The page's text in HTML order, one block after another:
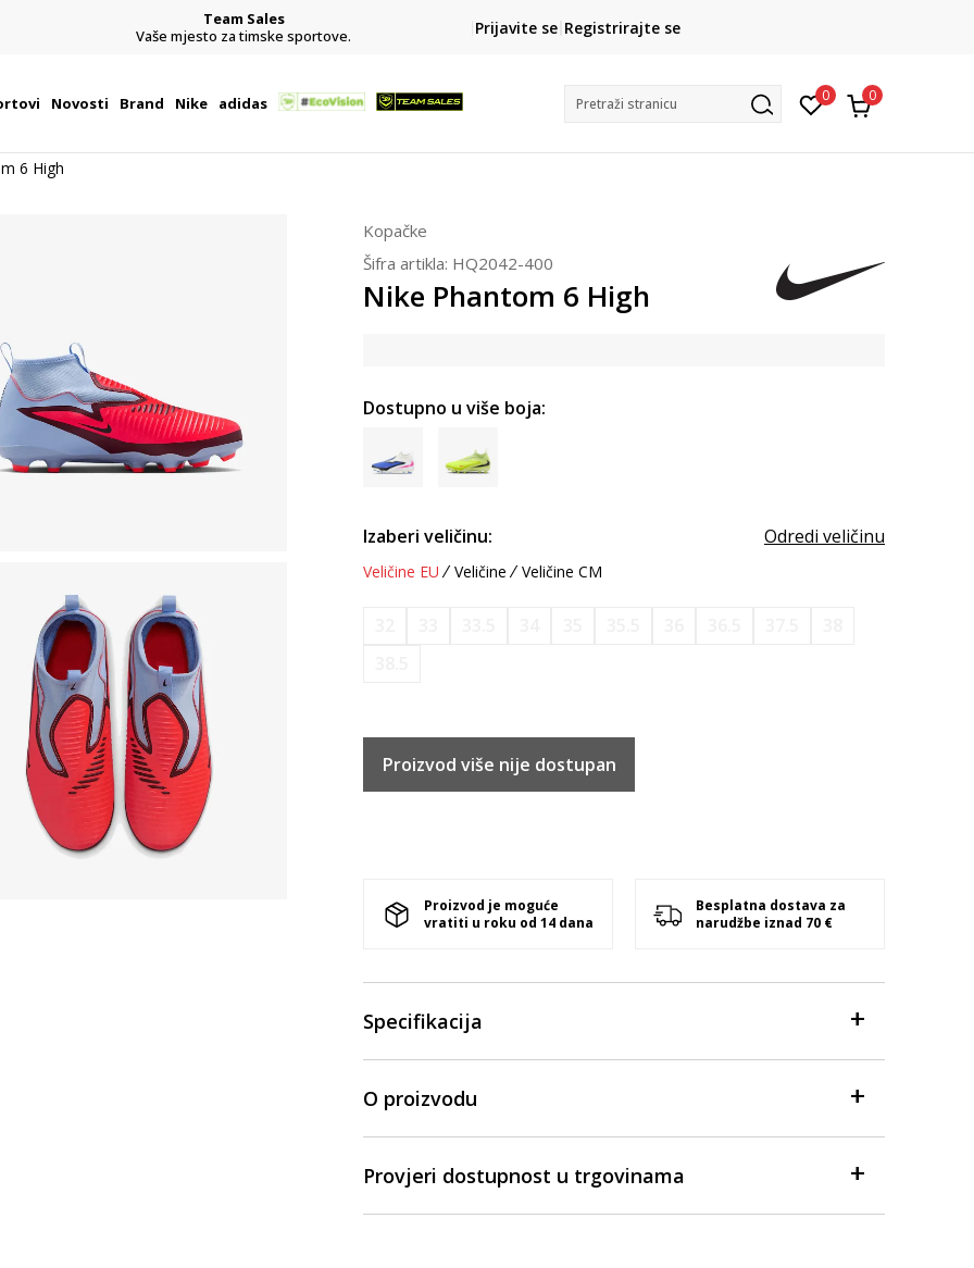
Team Sales
Vaše mjesto za timske sportove.
CLICK& COLLECT
besplatno preuzimanje u trgovini
Prijavite se Registrirajte se
Novosti Brand Nike adidas Pretraži stranicu 0 0
6 High
Kopačke
Šifra artikla: HQ2042-400
Nike Phantom 6 High
Dostupno u više boja:
Izaberi veličinu: Odredi veličinu
Veličine EU Veličine Veličine CM
Proizvod više nije dostupan
Proizvod je moguće
vratiti u roku od 14 dana
Besplatna dostava za
narudžbe iznad 70 €
Specifikacija
O proizvodu
Provjeri dostupnost u trgovinama